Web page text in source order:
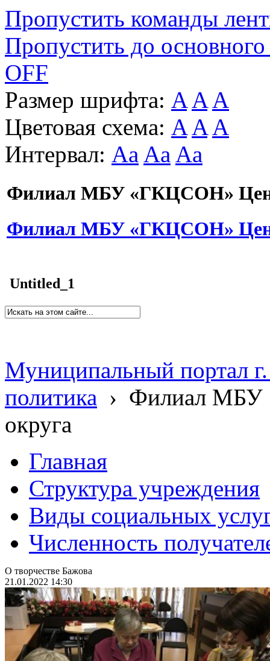
Пропустить команды
Пропустить до основного
OFF
Размер шрифта: A A A
Цветовая схема: A A A
Интервал: Aa Aa Aa
Филиал МБУ «ГКЦСОН»
Филиал МБУ «ГКЦСОН»
Untitled_1
Муниципальный портал
политика › Филиал МБУ
округа
Главная
Структура учреждения
Виды социальных
Численность
О творчестве Бажова
21.01.2022 14:30